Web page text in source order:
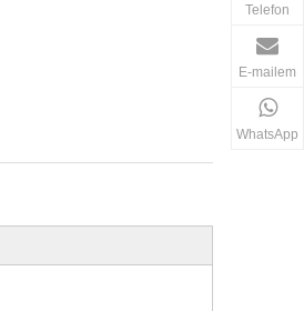
Telefon
E-mailem
WhatsApp